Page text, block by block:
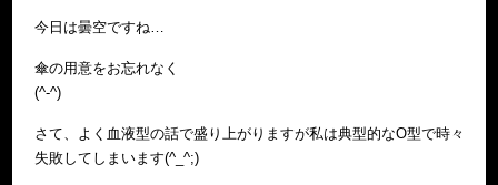
今日は曇空ですね…
傘の用意をお忘れなく
(^-^)
さて、よく血液型の話で盛り上がりますが私は典型的なO型で時々
失敗してしまいます(^_^;)